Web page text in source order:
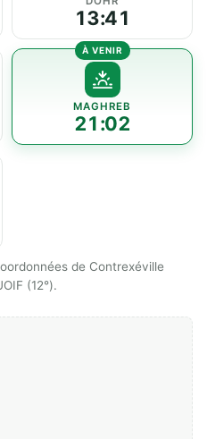
13:41
MAGHREB
21:02
de Contrexéville
(12°).